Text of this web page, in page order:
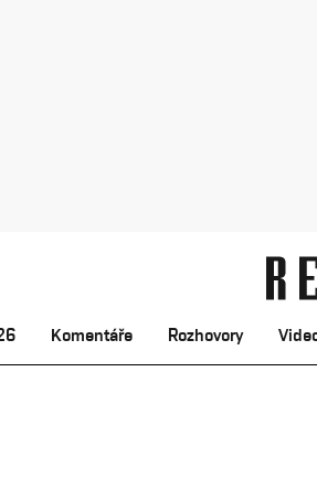
Komentáře Rozhovory